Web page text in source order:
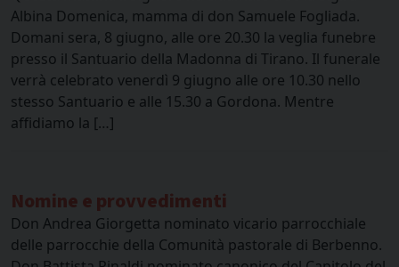
Albina Domenica, mamma di don Samuele Fogliada.
Domani sera, 8 giugno, alle ore 20.30 la veglia funebre
presso il Santuario della Madonna di Tirano. Il funerale
verrà celebrato venerdì 9 giugno alle ore 10.30 nello
stesso Santuario e alle 15.30 a Gordona. Mentre
affidiamo la […]
Nomine e provvedimenti
Don Andrea Giorgetta nominato vicario parrocchiale
delle parrocchie della Comunità pastorale di Berbenno.